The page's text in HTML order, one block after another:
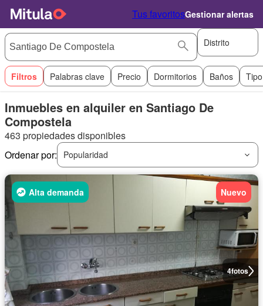
Tus favoritosGestionar alertas
Distrito
Filtros Palabras clave Precio Dormitorios Baños
Inmuebles en alquiler en Santiago De
Compostela
463 propiedades disponibles
Ordenar por:
Popularidad
4fotos
Alta demanda Nuevo